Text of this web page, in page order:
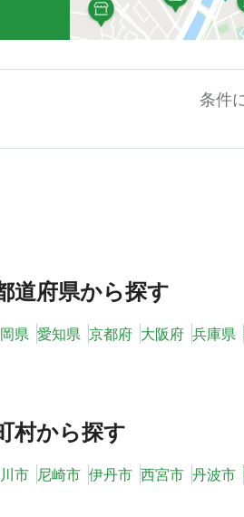
条件
道府県から探す
県 愛知県 京都府 大阪府 兵庫県
村から探す
市 尼崎市 伊丹市 西宮市 丹波市